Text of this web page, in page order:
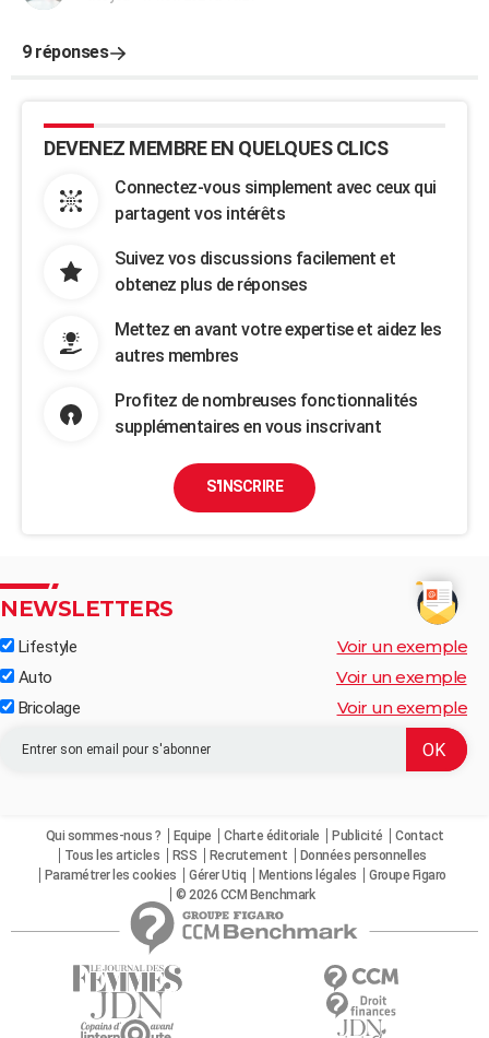
9 réponses
DEVENEZ MEMBRE EN QUELQUES CLICS
Connectez-vous simplement avec ceux qui
partagent vos intérêts
Suivez vos discussions facilement et
obtenez plus de réponses
Mettez en avant votre expertise et aidez les
autres membres
Profitez de nombreuses fonctionnalités
supplémentaires en vous inscrivant
S'INSCRIRE
NEWSLETTERS
Lifestyle Voir un exemple
Auto Voir un exemple
Bricolage Voir un exemple
Qui sommes-nous ? Equipe Charte éditoriale Publicité
Contact
Tous les articles
RSS Recrutement
Données personnelles
Paramétrer les cookies
Gérer Utiq Mentions légales
Groupe Figaro
© 2026 CCM Benchmark